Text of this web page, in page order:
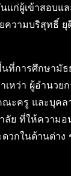
นแก่ผู้เข้าสอบ
ความบริสุทธิ์
ที่การศึกษามัธ
ว่า ผู้อำนวยก
ะครู และบุคล
ลัย ที่ให้ความ
วกในด้านต่าง